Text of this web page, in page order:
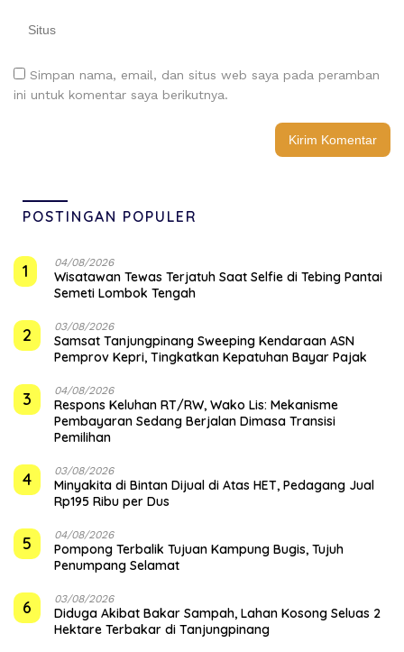
Simpan nama, email, dan situs web saya pada peramban
ini untuk komentar saya berikutnya.
POSTINGAN POPULER
1 04/08/2026
Wisatawan Tewas Terjatuh Saat Selfie di Tebing Pantai
Semeti Lombok Tengah
2 03/08/2026
Samsat Tanjungpinang Sweeping Kendaraan ASN
Pemprov Kepri, Tingkatkan Kepatuhan Bayar Pajak
3 04/08/2026
‎Respons Keluhan RT/RW, Wako Lis: Mekanisme
Pembayaran Sedang Berjalan Dimasa Transisi
Pemilihan
4 03/08/2026
Minyakita di Bintan Dijual di Atas HET, Pedagang Jual
Rp195 Ribu per Dus
5 04/08/2026
Pompong Terbalik Tujuan Kampung Bugis, Tujuh
Penumpang Selamat
6 03/08/2026
Diduga Akibat Bakar Sampah, Lahan Kosong Seluas 2
Hektare Terbakar di Tanjungpinang